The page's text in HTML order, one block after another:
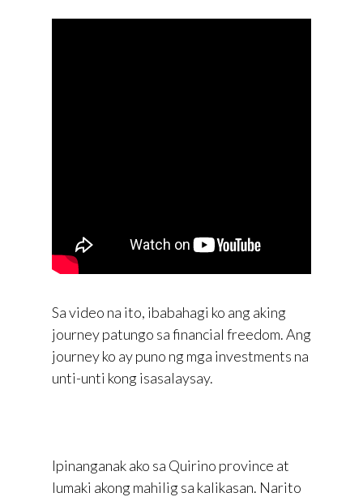
Sa video na ito, ibabahagi ko ang aking
journey patungo sa financial freedom. Ang
journey ko ay puno ng mga investments na
unti-unti kong isasalaysay.
Ipinanganak ako sa Quirino province at
lumaki akong mahilig sa kalikasan. Narito